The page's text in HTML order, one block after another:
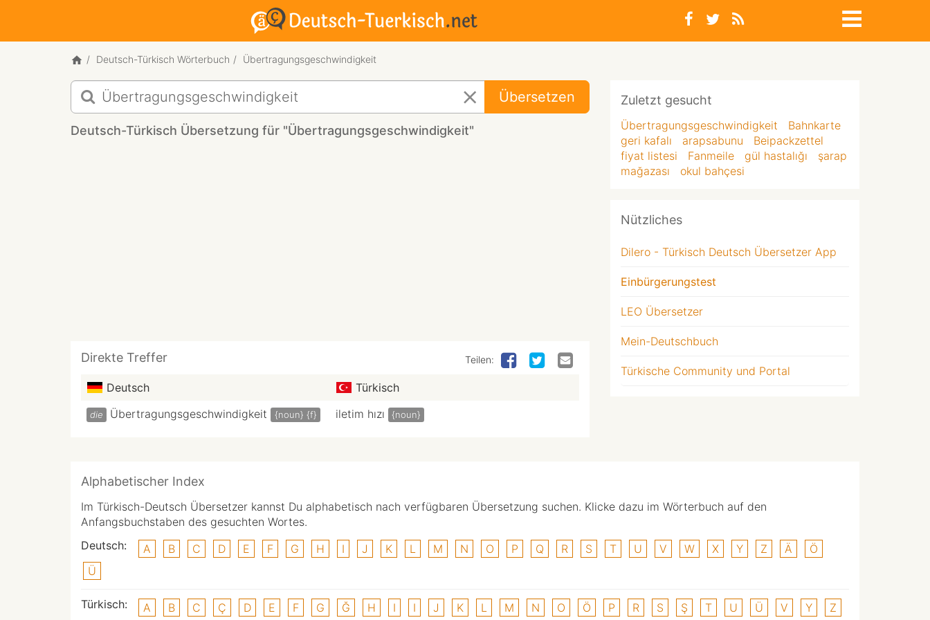
Deutsch-Türkisch Wörterbuch Übertragungsgeschwindigkeit
Deutsch-
Türkisch
Übersetzung
für
Übersetzen
Deutsch-Türkisch Übersetzung für "Übertragungsgeschwindigkeit"
Direkte Treffer Teilen:
Deutsch Türkisch
die Übertragungsgeschwindigkeit {noun} {f} iletim hızı {noun}
Zuletzt gesucht
Übertragungsgeschwindigkeit
Bahnkarte
geri kafalı
arapsabunu
Beipackzettel
fiyat listesi
Fanmeile gül hastalığı
şarap
mağazası
okul bahçesi
Nützliches
Dilero - Türkisch Deutsch Übersetzer App
Einbürgerungstest
LEO Übersetzer
Mein-Deutschbuch
Türkische Community und Portal
Alphabetischer Index
Im Türkisch-Deutsch Übersetzer kannst Du alphabetisch nach verfügbaren Übersetzung suchen. Klicke dazu im Wörterbuch auf den
Anfangsbuchstaben des gesuchten Wortes.
Deutsch:
A B C D E F G H I J K L M N O P Q R S T U V W X Y Z Ä
Ö
Ü
Türkisch: A B C Ç D E F G Ğ H I I J K L M N O Ö P R S Ş T U Ü V Y Z